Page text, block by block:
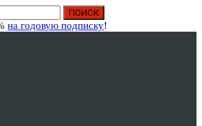
на годовую подписку!